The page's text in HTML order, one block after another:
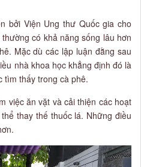
bởi Viện Ung thư Quốc gia cho
có khả năng sống lâu hơn
Mặc dù các lập luận đằng sau
nhà khoa học khẳng định đó là
tìm thấy trong cà phê.
việc ăn vặt và cải thiện các hoạt
thay thế thuốc lá. Những điều